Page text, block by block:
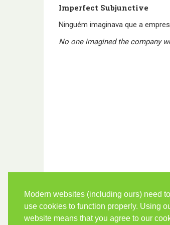
Modern websites (including ours) need to
use cookies to function properly. Using
website means that you agree to our
Imperfect Subjunctive
Ninguém imaginava que a
No one imagined the company